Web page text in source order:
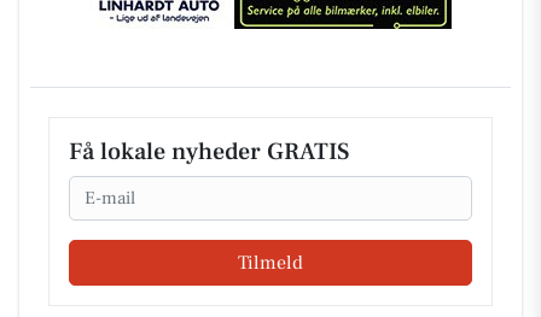
Få lokale nyheder GRATIS
Email
Tilmeld